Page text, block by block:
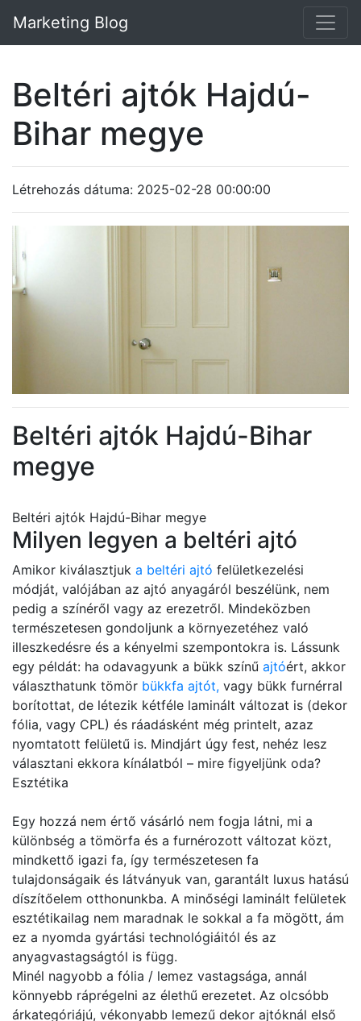
Marketing Blog
Beltéri ajtók Hajdú-
Bihar megye
Létrehozás dátuma: 2025-02-28 00:00:00
Beltéri ajtók Hajdú-Bihar
megye
Beltéri ajtók Hajdú-Bihar megye
Milyen legyen a beltéri ajtó
Amikor kiválasztjuk a beltéri ajtó felületkezelési
módját, valójában az ajtó anyagáról beszélünk, nem
pedig a színéről vagy az erezetről. Mindeközben
természetesen gondoljunk a környezetéhez való
illeszkedésre és a kényelmi szempontokra is. Lássunk
egy példát: ha odavagyunk a bükk színű ajtóért, akkor
választhatunk tömör bükkfa ajtót, vagy bükk furnérral
borítottat, de létezik kétféle laminált változat is (dekor
fólia, vagy CPL) és ráadásként még printelt, azaz
nyomtatott felületű is. Mindjárt úgy fest, nehéz lesz
választani ekkora kínálatból – mire figyeljünk oda?
Esztétika
Egy hozzá nem értő vásárló nem fogja látni, mi a
különbség a tömörfa és a furnérozott változat közt,
mindkettő igazi fa, így természetesen fa
tulajdonságaik és látványuk van, garantált luxus hatású
díszítőelem otthonunkba. A minőségi laminált felületek
esztétikailag nem maradnak le sokkal a fa mögött, ám
ez a nyomda gyártási technológiáitól és az
anyagvastagságtól is függ.
Minél nagyobb a fólia / lemez vastagsága, annál
könnyebb ráprégelni az élethű erezetet. Az olcsóbb
árkategóriájú, vékonyabb lemezű dekor ajtóknál első